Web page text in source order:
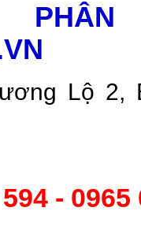
Lộ 2,
- 0965